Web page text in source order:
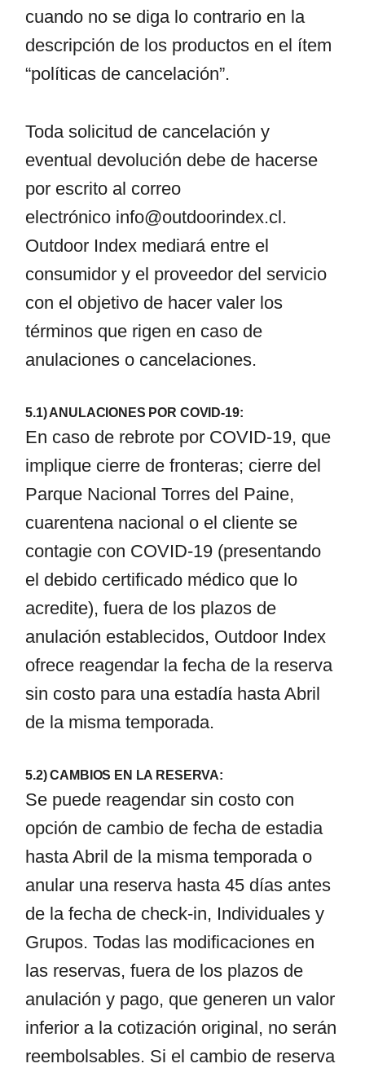
cuando no se diga lo contrario en la
descripción de los productos en el ítem
“políticas de cancelación”.
Toda solicitud de cancelación y
eventual devolución debe de hacerse
por escrito al correo
electrónico info@outdoorindex.cl.
Outdoor Index mediará entre el
consumidor y el proveedor del servicio
con el objetivo de hacer valer los
términos que rigen en caso de
anulaciones o cancelaciones.
5.1) ANULACIONES POR COVID-19:
En caso de rebrote por COVID-19, que
implique cierre de fronteras; cierre del
Parque Nacional Torres del Paine,
cuarentena nacional o el cliente se
contagie con COVID-19 (presentando
el debido certificado médico que lo
acredite), fuera de los plazos de
anulación establecidos, Outdoor Index
ofrece reagendar la fecha de la reserva
sin costo para una estadía hasta Abril
de la misma temporada.
5.2) CAMBIOS EN LA RESERVA:
Se puede reagendar sin costo con
opción de cambio de fecha de estadia
hasta Abril de la misma temporada o
anular una reserva hasta 45 días antes
de la fecha de check-in, Individuales y
Grupos. Todas las modificaciones en
las reservas, fuera de los plazos de
anulación y pago, que generen un valor
inferior a la cotización original, no serán
reembolsables. Si el cambio de reserva